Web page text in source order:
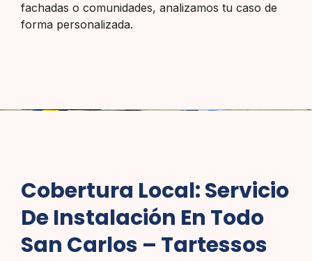
fachadas o comunidades, analizamos tu caso de
forma personalizada.
Cobertura Local: Servicio
De Instalación En Todo
San Carlos – Tartessos